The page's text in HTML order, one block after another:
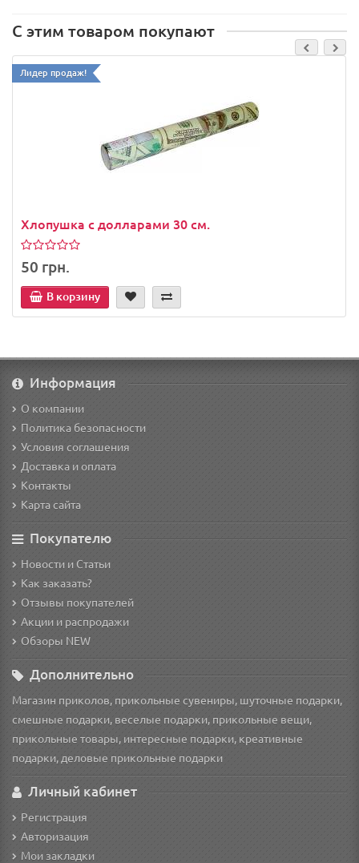
С этим товаром покупают
Лидер продаж!
Хлопушка с долларами 30 см.
50 грн.
В корзину
Информация
О компании
Политика безопасности
Условия соглашения
Доставка и оплата
Контакты
Карта сайта
Покупателю
Новости и Статьи
Как заказать?
Отзывы покупателей
Акции и распродажи
Обзоры NEW
Дополнительно
Магазин приколов, прикольные сувениры, шуточные подарки,
смешные подарки, веселые подарки, прикольные вещи,
прикольные товары, интересные подарки, креативные
подарки, деловые прикольные подарки
Личный кабинет
Регистрация
Авторизация
Мои закладки